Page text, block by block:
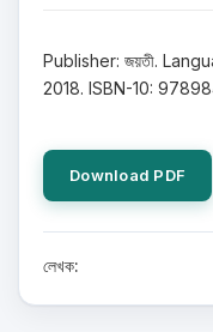
Publisher: জয়তী.
2018. ISBN-10:
Download PDF
লেখক: